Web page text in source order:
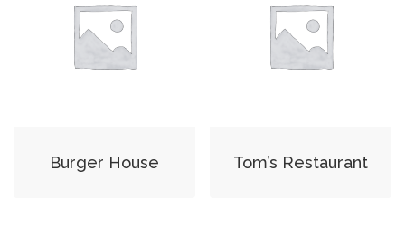
Burger House Tom’s Restaurant